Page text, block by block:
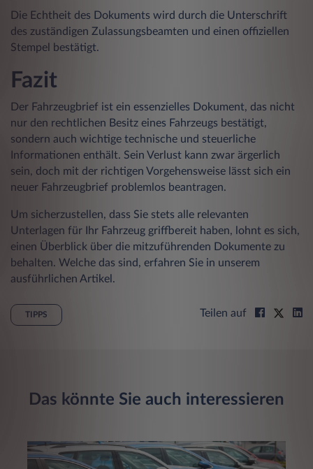
Die Echtheit des Dokuments wird durch die Unterschrift
des zuständigen Zulassungsbeamten und einen offiziellen
Stempel bestätigt.
Fazit
Der Fahrzeugbrief ist ein essenzielles Dokument, das nicht
nur den rechtlichen Besitz eines Fahrzeugs bestätigt,
sondern auch wichtige technische und steuerliche
Informationen enthält. Sein Verlust kann zwar ärgerlich
sein, doch mit der richtigen Vorgehensweise lässt sich ein
neuer Fahrzeugbrief problemlos beantragen.
Um sicherzustellen, dass Sie stets alle relevanten
Unterlagen für Ihr Fahrzeug griffbereit haben, lohnt es sich,
einen Überblick über die mitzuführenden Dokumente zu
behalten. Welche das sind, erfahren Sie in unserem
ausführlichen Artikel.
TIPPS Teilen auf
Das könnte Sie auch interessieren